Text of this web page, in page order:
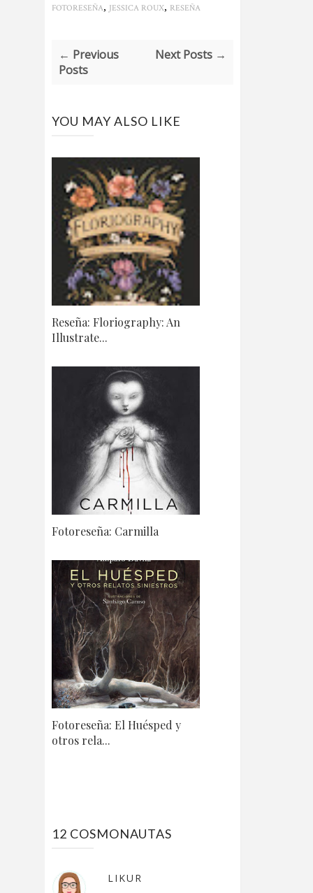
FOTORESEÑA, JESSICA ROUX, RESEÑA
← Previous
Posts
Next Posts →
YOU MAY ALSO LIKE
Reseña: Floriography: An
Illustrate...
Fotoreseña: Carmilla
Fotoreseña: El Huésped y
otros rela...
12 COSMONAUTAS
LIKUR